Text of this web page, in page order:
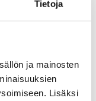
Tietoja
ja mainosten
Lisäksi